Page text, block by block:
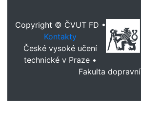
Copyright © ČVUT FD •
Kontakty
České vysoké učení
technické v Praze •
Fakulta dopravní